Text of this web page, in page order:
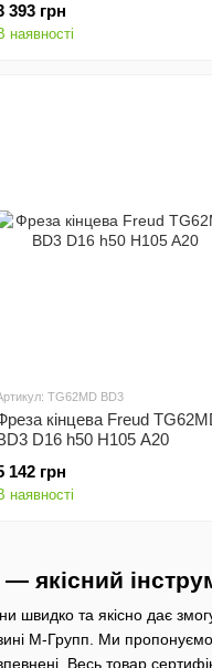
якісний
швидко та якісно дає
М-Групп. Ми
Весь товар
393 грн
наявності
TG62MD BD3
кінцева Freud
D16 h50 H105 A20
142 грн
наявності